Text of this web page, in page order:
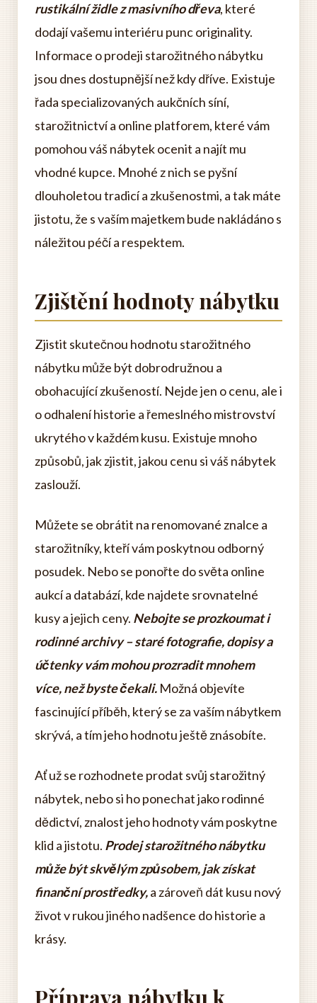
rustikální židle z masivního dřeva, které
dodají vašemu interiéru punc originality.
Informace o prodeji starožitného nábytku
jsou dnes dostupnější než kdy dříve. Existuje
řada specializovaných aukčních síní,
starožitnictví a online platforem, které vám
pomohou váš nábytek ocenit a najít mu
vhodné kupce. Mnohé z nich se pyšní
dlouholetou tradicí a zkušenostmi, a tak máte
jistotu, že s vaším majetkem bude nakládáno s
náležitou péčí a respektem.
Zjištění hodnoty nábytku
Zjistit skutečnou hodnotu starožitného
nábytku může být dobrodružnou a
obohacující zkušeností. Nejde jen o cenu, ale i
o odhalení historie a řemeslného mistrovství
ukrytého v každém kusu. Existuje mnoho
způsobů, jak zjistit, jakou cenu si váš nábytek
zaslouží.
Můžete se obrátit na renomované znalce a
starožitníky, kteří vám poskytnou odborný
posudek. Nebo se ponořte do světa online
aukcí a databází, kde najdete srovnatelné
kusy a jejich ceny. Nebojte se prozkoumat i
rodinné archivy – staré fotografie, dopisy a
účtenky vám mohou prozradit mnohem
více, než byste čekali. Možná objevíte
fascinující příběh, který se za vaším nábytkem
skrývá, a tím jeho hodnotu ještě znásobíte.
Ať už se rozhodnete prodat svůj starožitný
nábytek, nebo si ho ponechat jako rodinné
dědictví, znalost jeho hodnoty vám poskytne
klid a jistotu. Prodej starožitného nábytku
může být skvělým způsobem, jak získat
finanční prostředky,a zároveň dát kusu nový
život v rukou jiného nadšence do historie a
krásy.
Příprava nábytku k